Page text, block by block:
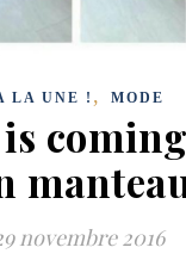
LA UNE ! , MODE
novembre 2016